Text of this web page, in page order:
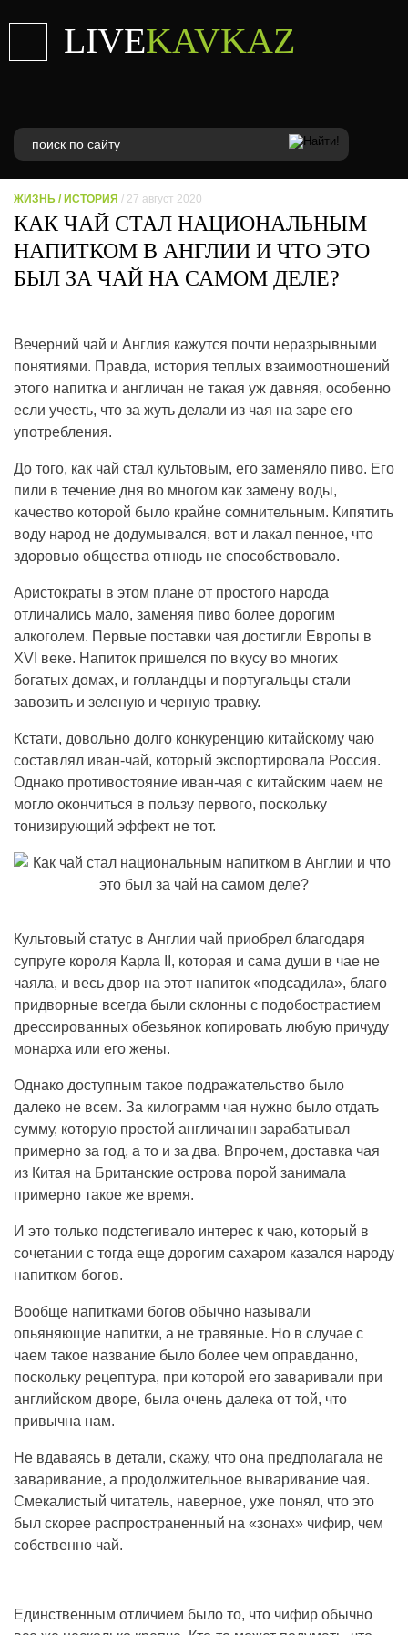
LIVEKAVKAZ
ЖИЗНЬ / ИСТОРИЯ / 27 август 2020
КАК ЧАЙ СТАЛ НАЦИОНАЛЬНЫМ
НАПИТКОМ В АНГЛИИ И ЧТО ЭТО
БЫЛ ЗА ЧАЙ НА САМОМ ДЕЛЕ?
Вечерний чай и Англия кажутся почти неразрывными
понятиями. Правда, история теплых взаимоотношений
этого напитка и англичан не такая уж давняя, особенно
если учесть, что за жуть делали из чая на заре его
употребления.
До того, как чай стал культовым, его заменяло пиво. Его
пили в течение дня во многом как замену воды,
качество которой было крайне сомнительным. Кипятить
воду народ не додумывался, вот и лакал пенное, что
здоровью общества отнюдь не способствовало.
Аристократы в этом плане от простого народа
отличались мало, заменяя пиво более дорогим
алкоголем. Первые поставки чая достигли Европы в
XVI веке. Напиток пришелся по вкусу во многих
богатых домах, и голландцы и португальцы стали
завозить и зеленую и черную травку.
Кстати, довольно долго конкуренцию китайскому чаю
составлял иван-чай, который экспортировала Россия.
Однако противостояние иван-чая с китайским чаем не
могло окончиться в пользу первого, поскольку
тонизирующий эффект не тот.
Культовый статус в Англии чай приобрел благодаря
супруге короля Карла II, которая и сама души в чае не
чаяла, и весь двор на этот напиток «подсадила», благо
придворные всегда были склонны с подобострастием
дрессированных обезьянок копировать любую причуду
монарха или его жены.
Однако доступным такое подражательство было
далеко не всем. За килограмм чая нужно было отдать
сумму, которую простой англичанин зарабатывал
примерно за год, а то и за два. Впрочем, доставка чая
из Китая на Британские острова порой занимала
примерно такое же время.
И это только подстегивало интерес к чаю, который в
сочетании с тогда еще дорогим сахаром казался народу
напитком богов.
Вообще напитками богов обычно называли
опьяняющие напитки, а не травяные. Но в случае с
чаем такое название было более чем оправданно,
поскольку рецептура, при которой его заваривали при
английском дворе, была очень далека от той, что
привычна нам.
Не вдаваясь в детали, скажу, что она предполагала не
заваривание, а продолжительное вываривание чая.
Смекалистый читатель, наверное, уже понял, что это
был скорее распространенный на «зонах» чифир, чем
собственно чай.
Единственным отличием было то, что чифир обычно